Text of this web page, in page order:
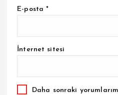
E-posta*
İnternet sitesi
Daha sonraki